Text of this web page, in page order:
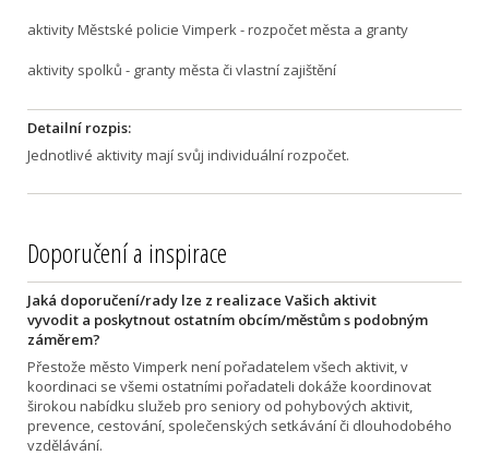
aktivity Městské policie Vimperk - rozpočet města a granty
aktivity spolků - granty města či vlastní zajištění
Detailní rozpis:
Jednotlivé aktivity mají svůj individuální rozpočet.
Doporučení a inspirace
Jaká doporučení/rady lze z realizace Vašich aktivit
vyvodit a poskytnout ostatním obcím/městům s podobným
záměrem?
Přestože město Vimperk není pořadatelem všech aktivit, v
koordinaci se všemi ostatními pořadateli dokáže koordinovat
širokou nabídku služeb pro seniory od pohybových aktivit,
prevence, cestování, společenských setkávání či dlouhodobého
vzdělávání.